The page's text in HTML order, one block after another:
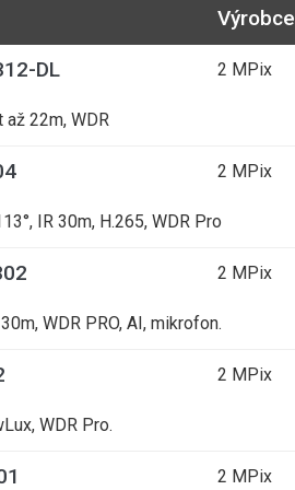
Výrobce
DL 2 MPix
22m, WDR
2 MPix
IR 30m, H.265, WDR Pro
2 MPix
WDR PRO, AI, mikrofon.
2 MPix
WDR Pro.
2 MPix